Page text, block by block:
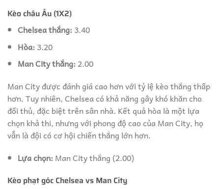
Kèo châu Âu (1X2)
Chelsea thắng: 3.40
Hòa: 3.20
Man City thắng: 2.00
Man City được đánh giá cao hơn với tỷ lệ kèo thắng thấp
hơn. Tuy nhiên, Chelsea có khả năng gây khó khăn cho
đối thủ, đặc biệt trên sân nhà. Kết quả hòa là một lựa
chọn khả thi, nhưng với phong độ cao của Man City, họ
vẫn là đội có cơ hội chiến thắng lớn hơn.
Lựa chọn: Man City thắng (2.00)
Kèo phạt góc Chelsea vs Man City